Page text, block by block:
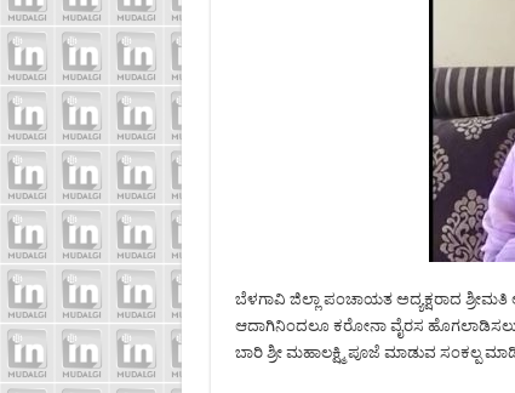
ಬೆಳಗಾವಿ ಜಿಲ್ಲಾ ಪಂಚಾಯತ ಅದ್ಯಕ್ಷರಾದ
ಆದಾಗಿನಿಂದಲೂ ಕರೋನಾ ವೈರಸ
ಬಾರಿ ಶ್ರೀ ಮಹಾಲಕ್ಷ್ಮಿ ಪೂಜೆ ಮಾಡುವ ಸಂಕಲ್ಪ